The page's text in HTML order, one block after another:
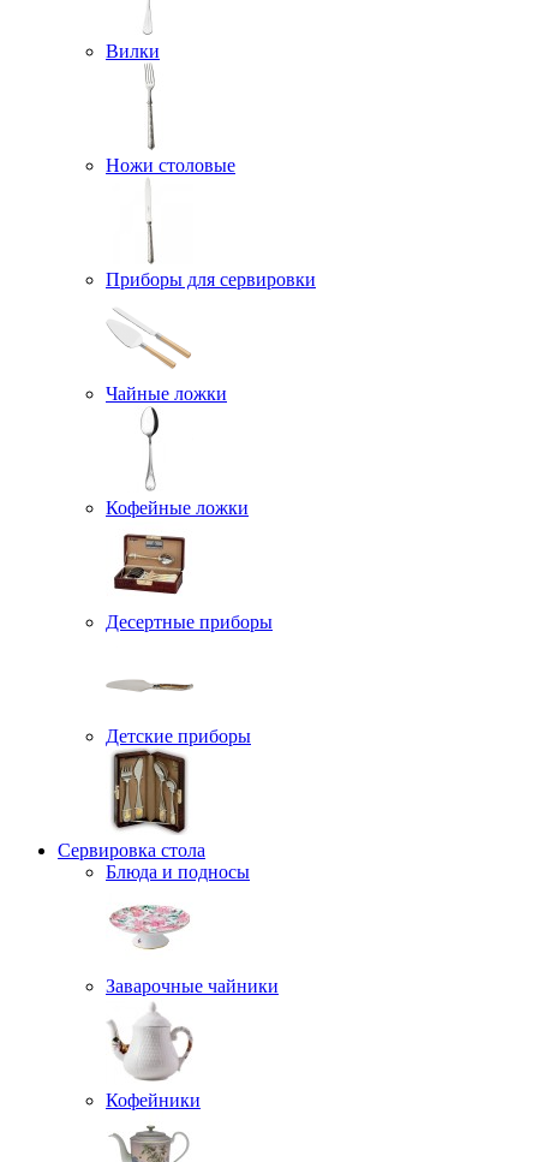
Вилки
Ножи столовые
Приборы для сервировки
Чайные ложки
Кофейные ложки
Десертные приборы
Детские приборы
Сервировка стола
Блюда и подносы
Заварочные чайники
Кофейники